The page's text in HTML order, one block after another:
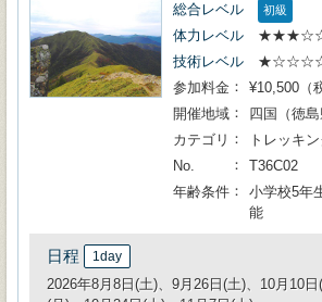
総合レベル 初級
体力レベル
技術レベル
参加料金
¥10,500（
開催地域
四国（徳島
カテゴリ
トレッキ
No.
T36C02
年齢条件
小学校5年
能
日程 1day
2026年8月8日(土)、9月26日(土)、10月10日